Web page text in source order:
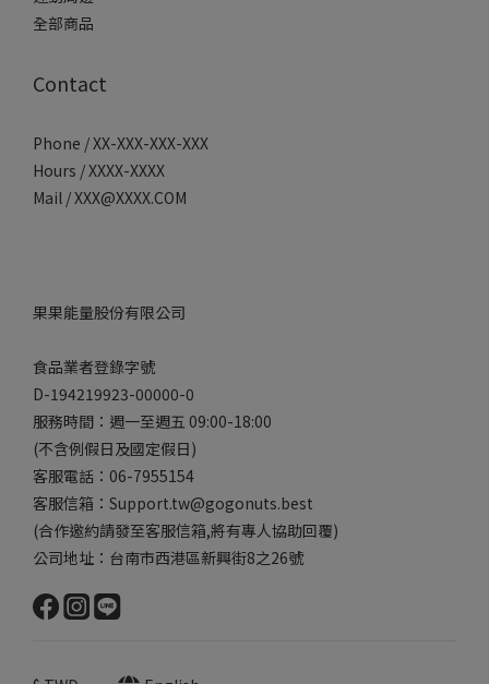
全部商品
Contact
Phone / XX-XXX-XXX-XXX
Hours / XXXX-XXXX
Mail / XXX@XXXX.COM
果果能量股份有限公司
食品業者登錄字號
D-194219923-00000-0
服務時間：週一至週五 09:00-18:00
(不含例假日及國定假日)
客服電話：06-7955154
客服信箱：Support.tw@gogonuts.best
(合作邀約請發至客服信箱,將有專人協助回覆)
公司地址：台南市西港區新興街8之26號